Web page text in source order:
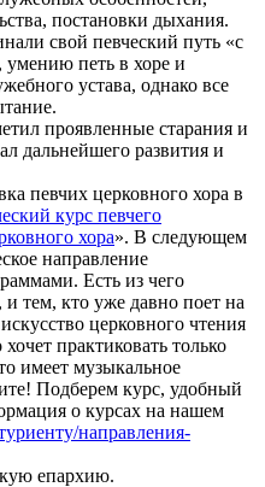
постановки дыхания.
свой певческий путь «с
умению петь в хоре и
устава, однако все
проявленные старания и
дальнейшего развития и
певчих церковного хора в
курс певчего
хора». В следующем
направление
Есть из чего
тем, кто уже давно поет на
церковного чтения
практиковать только
имеет музыкальное
Подберем курс, удобный
о курсах на нашем
направления-
епархию.